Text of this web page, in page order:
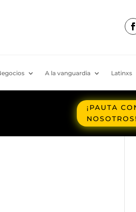
A la vanguardia Latinxs
¡PAUTA
NOSOTROS!